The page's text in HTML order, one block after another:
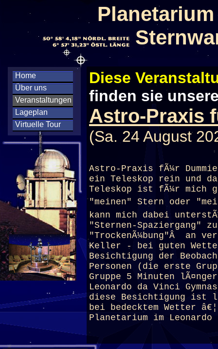
Home
Über uns
Veranstaltungen
Lageplan
Virtuelle Tour
Diese
finden sie
Astro-Praxis
(Sa. 24 August
Astro-Praxis fÃ¼r
ein Teleskop rein und
Teleskop ist fÃ¼r mich
"meinen" Stern oder
kann mich dabei
"Sternen-Spaziergang"
"TrockenÃ¼bung"Â an
Keller - bei guten
Besichtigung der
Personen (die erste
Gruppe 5 Minuten
Leonardo da Vinci
diese Besichtigung
bei bedecktem Wetter
Planetarium im Leonardo